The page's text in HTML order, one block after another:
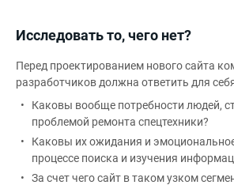
Исследовать то, чего нет?
Перед проектированием нового сайта
разработчиков должна ответить для
Каковы вообще потребности людей,
проблемой ремонта спецтехники?
Каковы их ожидания и
процессе поиска и изучения
За счет чего сайт в таком узком